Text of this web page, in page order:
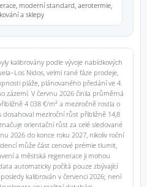
moderní standard, aerotermie,
a sklepy
kalibrovány podle vývoje nabídkových
Nidos, velmi rané fáze prodeje,
pláže, plánovaného předání ve 4.
zázemí. V červnu 2026 činila průměrná
4 038 €/m² a meziročně rostla o
dosahoval meziroční růst přibližně 14,8
orientační růst za celé sledované
2026 do konce roku 2027, nikoliv roční
může část cenové prémie tlumit,
a městská regenerace ji mohou
automaticky počítá pouze zbývající
kalibrován v červenci 2026; není